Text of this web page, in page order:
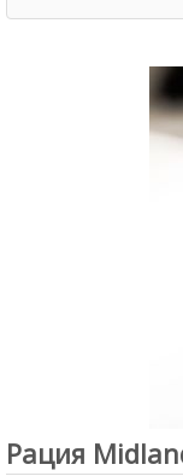
Юридическим
Рация